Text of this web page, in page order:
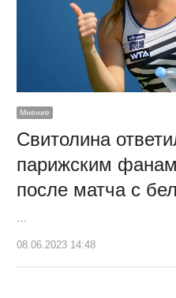
Мнение
Свитолина
парижским
после матча с
…
08.06.2023 14:48